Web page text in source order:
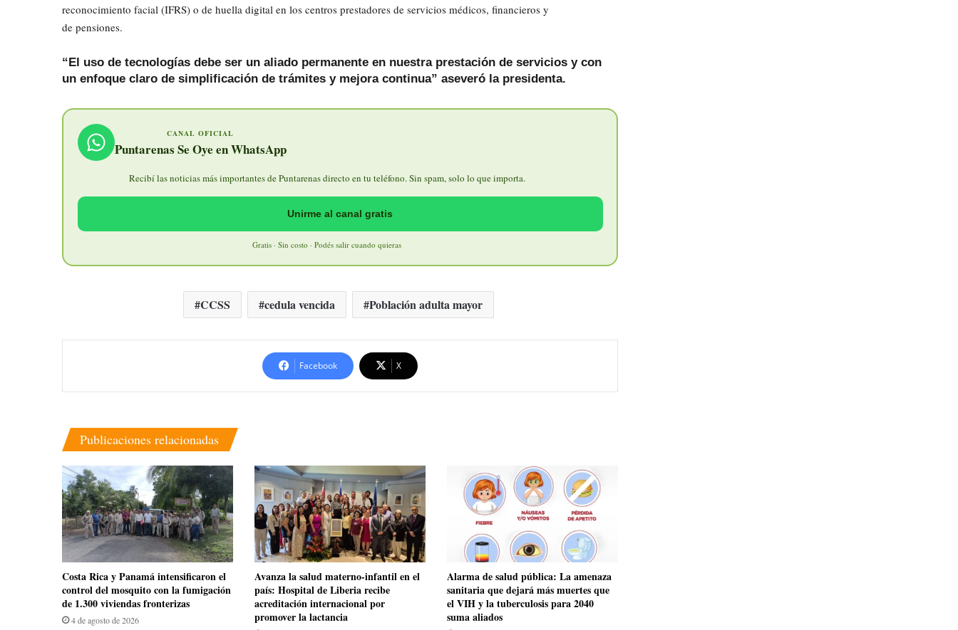
reconocimiento facial (IFRS) o de huella digital en los centros prestadores de servicios médicos, financieros y
de pensiones.
“El uso de tecnologías debe ser un aliado permanente en nuestra prestación de servicios y con
un enfoque claro de simplificación de trámites y mejora continua” aseveró la presidenta.
CANAL OFICIAL
Puntarenas Se Oye en WhatsApp
Recibí las noticias más importantes de Puntarenas directo en tu teléfono. Sin spam, solo lo que importa.
Unirme al canal gratis
Gratis · Sin costo · Podés salir cuando quieras
CCSS cedula vencida Población adulta mayor
Facebook X
Publicaciones relacionadas
Costa Rica y Panamá intensificaron el
control del mosquito con la fumigación
de 1.300 viviendas fronterizas
4 de agosto de 2026
Avanza la salud materno-infantil en el
país: Hospital de Liberia recibe
acreditación internacional por
promover la lactancia
​Alarma de salud pública: La amenaza
sanitaria que dejará más muertes que
el VIH y la tuberculosis para 2040
suma aliados